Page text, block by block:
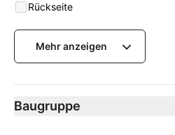
Rückseite
Mehr anzeigen
Baugruppe